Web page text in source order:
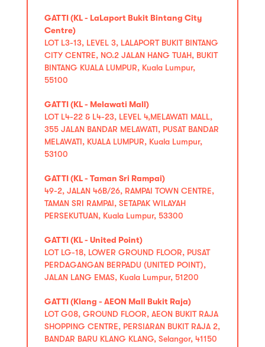
GATTI (KL - LaLaport Bukit Bintang City
Centre)
LOT L3-13, LEVEL 3, LALAPORT BUKIT BINTANG
CITY CENTRE, NO.2 JALAN HANG TUAH, BUKIT
BINTANG KUALA LUMPUR, Kuala Lumpur,
55100
GATTI (KL - Melawati Mall)
LOT L4-22 & L4-23, LEVEL 4,MELAWATI MALL,
355 JALAN BANDAR MELAWATI, PUSAT BANDAR
MELAWATI, KUALA LUMPUR, Kuala Lumpur,
53100
GATTI (KL - Taman Sri Rampai)
49-2, JALAN 46B/26, RAMPAI TOWN CENTRE,
TAMAN SRI RAMPAI, SETAPAK WILAYAH
PERSEKUTUAN, Kuala Lumpur, 53300
GATTI (KL - United Point)
LOT LG-18, LOWER GROUND FLOOR, PUSAT
PERDAGANGAN BERPADU (UNITED POINT),
JALAN LANG EMAS, Kuala Lumpur, 51200
GATTI (Klang - AEON Mall Bukit Raja)
LOT G08, GROUND FLOOR, AEON BUKIT RAJA
SHOPPING CENTRE, PERSIARAN BUKIT RAJA 2,
BANDAR BARU KLANG KLANG, Selangor, 41150